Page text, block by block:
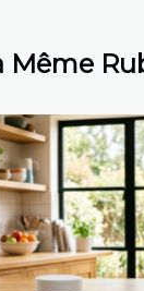
Même